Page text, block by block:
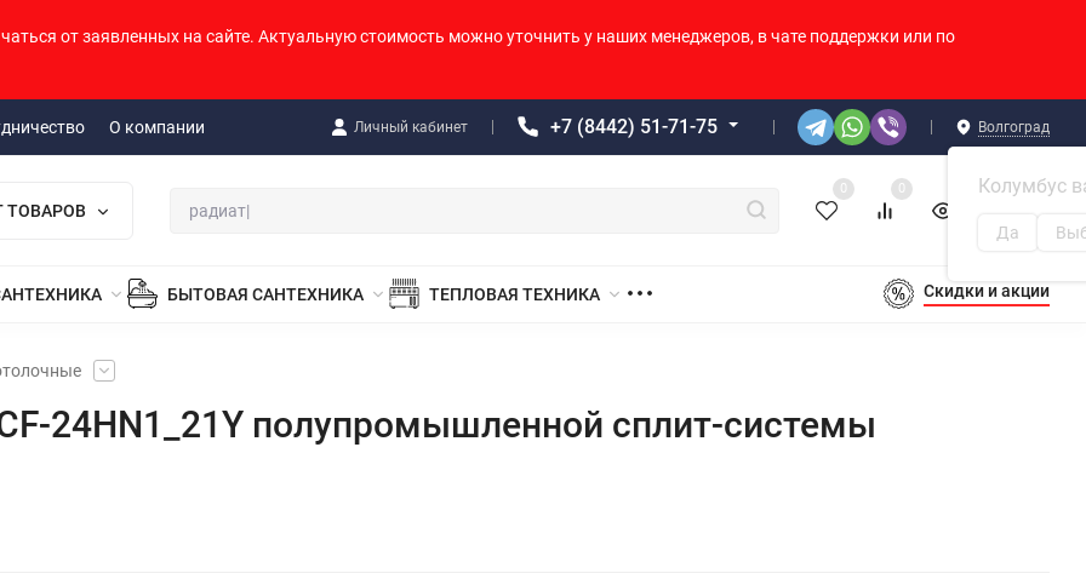
от заявленных на сайте. Актуальную стоимость можно уточнить у наших менеджеров, в чате поддержки или по
О компании Личный кабинет +7 (8442) 51-71-75 Волгоград
Колумбус
Да
ТОВАРОВ
0 0
Корзина
0
БЫТОВАЯ САНТЕХНИКА ТЕПЛОВАЯ ТЕХНИКА Скидки и акции
24HN1_21Y полупромышленной сплит-системы